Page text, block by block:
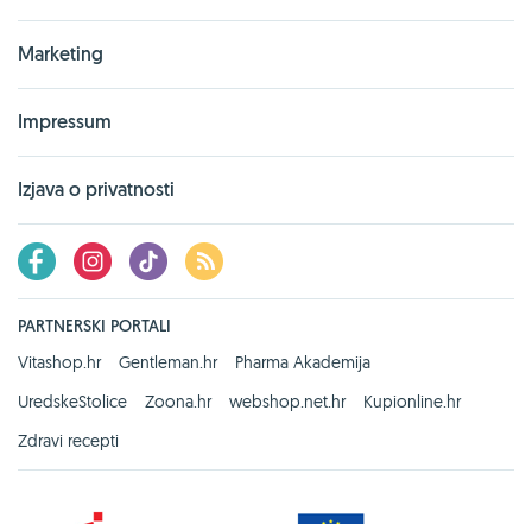
Marketing
Impressum
Izjava o privatnosti
PARTNERSKI PORTALI
Vitashop.hr
Gentleman.hr
Pharma Akademija
UredskeStolice
Zoona.hr webshop.net.hr
Kupionline.hr
Zdravi recepti